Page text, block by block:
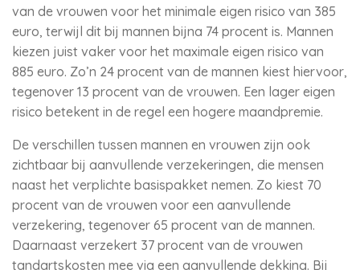
van de vrouwen voor het minimale eigen risico van 385
euro, terwijl dit bij mannen bijna 74 procent is. Mannen
kiezen juist vaker voor het maximale eigen risico van
885 euro. Zo’n 24 procent van de mannen kiest hiervoor,
tegenover 13 procent van de vrouwen. Een lager eigen
risico betekent in de regel een hogere maandpremie.
De verschillen tussen mannen en vrouwen zijn ook
zichtbaar bij aanvullende verzekeringen, die mensen
naast het verplichte basispakket nemen. Zo kiest 70
procent van de vrouwen voor een aanvullende
verzekering, tegenover 65 procent van de mannen.
Daarnaast verzekert 37 procent van de vrouwen
tandartskosten mee via een aanvullende dekking. Bij